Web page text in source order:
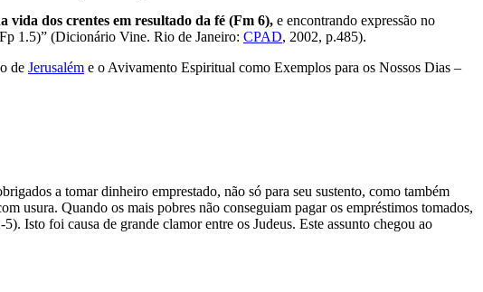
vida dos crentes em resultado da fé (Fm 6), e encontrando expressão no
1.5)” (Dicionário Vine. Rio de Janeiro: CPAD, 2002, p.485).
de Jerusalém e o Avivamento Espiritual como Exemplos para os Nossos Dias –
a tomar dinheiro emprestado, não só para seu sustento, como também
usura. Quando os mais pobres não conseguiam pagar os empréstimos tomados,
Isto foi causa de grande clamor entre os Judeus. Este assunto chegou ao